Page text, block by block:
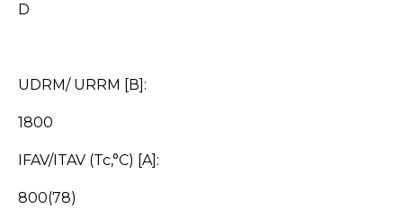
D
UDRM/ URRM [В]:
1800
IFAV/ITAV (Tc,°С) [A]:
800(78)